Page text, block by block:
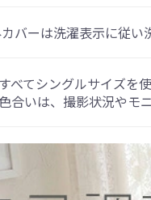
バーは洗濯表示に従い
べてシングルサイズを使
合いは、撮影状況やモ